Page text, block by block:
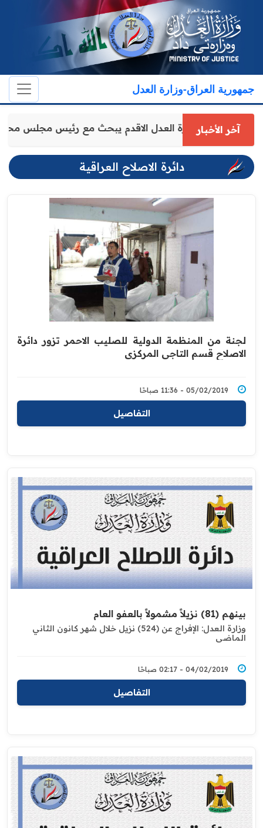
جمهورية العراق-وزارة العدل
آخر الأخباروكيل وزارة العدل الاقدم يبحث مع رئيس مجلس
دائرة الاصلاح العراقية
لجنة من المنظمة الدولية للصليب الاحمر تزور دائرة
الاصلاح قسم التاجي المركزي
05/02/2019 - 11:36 صباحًا
التفاصيل
بينهم (81) نزيلاً مشمولاً بالعفو العام
وزارة العدل: الإفراج عن (524) نزيل خلال شهر كانون الثاني
الماضي
04/02/2019 - 02:17 صباحًا
التفاصيل